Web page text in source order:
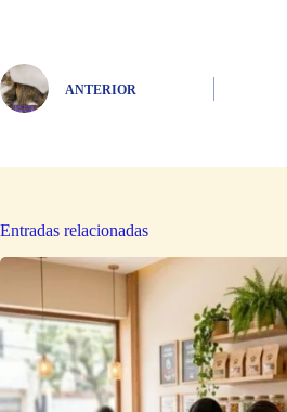
ANTERIOR
Entradas relacionadas